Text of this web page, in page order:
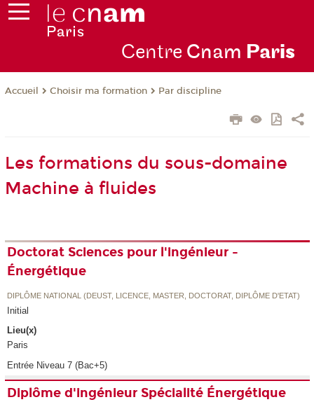
Centre Cnam Paris
Accueil Choisir ma formation Par discipline
Les formations du sous-domaine
Machine à fluides
Doctorat Sciences pour l'ingénieur -
Énergétique
DIPLÔME NATIONAL (DEUST, LICENCE, MASTER, DOCTORAT, DIPLÔME D'ETAT)
Initial
Lieu(x)
Paris
Entrée Niveau 7 (Bac+5)
Diplôme d'ingénieur Spécialité Énergétique